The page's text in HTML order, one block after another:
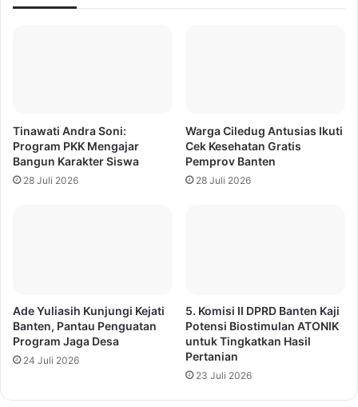
Tinawati Andra Soni:
Program PKK Mengajar
Bangun Karakter Siswa
28 Juli 2026
Warga Ciledug Antusias Ikuti
Cek Kesehatan Gratis
Pemprov Banten
28 Juli 2026
Ade Yuliasih Kunjungi Kejati
Banten, Pantau Penguatan
Program Jaga Desa
24 Juli 2026
5. Komisi II DPRD Banten Kaji
Potensi Biostimulan ATONIK
untuk Tingkatkan Hasil
Pertanian
23 Juli 2026